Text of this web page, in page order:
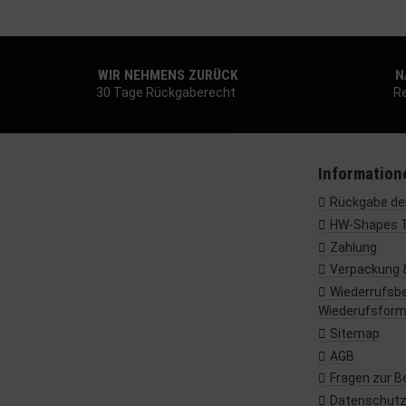
WIR NEHMENS ZURÜCK
30 Tage Rückgaberecht
Rückgabe
HW-Shapes
Zahlung
Verpackung
Sitemap
AGB
Fragen zur
Datenschutz